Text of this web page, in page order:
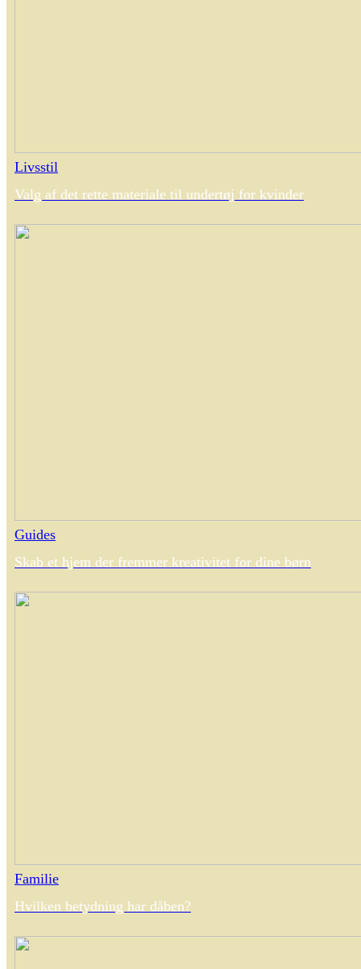
Livsstil
Valg af det rette materiale til undertøj for kvinder
Guides
Skab et hjem der fremmer kreativitet for dine børn
Familie
Hvilken betydning har dåben?